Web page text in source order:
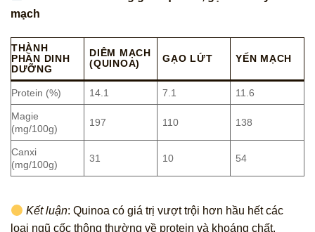
mạch
THÀNH
PHẦN DINH
DƯỠNG
DIÊM MẠCH
(QUINOA)
GẠO LỨT YẾN MẠCH
Protein (%) 14.1 7.1 11.6
Magie
(mg/100g)
197 110 138
Canxi
(mg/100g)
31 10 54
Kết luận: Quinoa có giá trị vượt trội hơn hầu hết các
loại ngũ cốc thông thường về protein và khoáng chất.